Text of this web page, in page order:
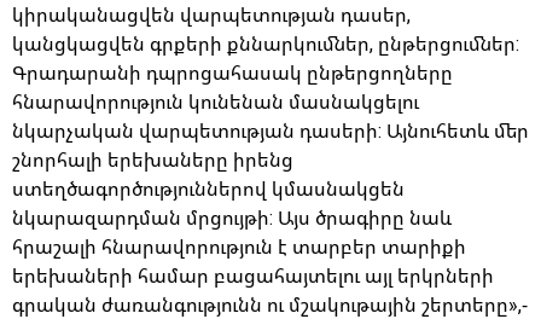
կիրականացվեն վարպետության դասեր,
կանցկացվեն գրքերի քննարկումներ, ընթերցումներ:
Գրադարանի դպրոցահասակ ընթերցողները
հնարավորություն կունենան մասնակցելու
նկարչական վարպետության դասերի: Այնուհետև մեր
շնորհալի երեխաները իրենց
ստեղծագործություններով կմասնակցեն
նկարազարդման մրցույթի: Այս ծրագիրը նաև
հրաշալի հնարավորություն է տարբեր տարիքի
երեխաների համար բացահայտելու այլ երկրների
գրական ժառանգությունն ու մշակութային շերտերը»,-